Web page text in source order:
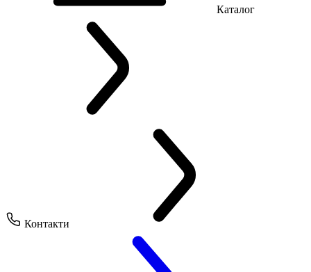
Каталог
Контакти